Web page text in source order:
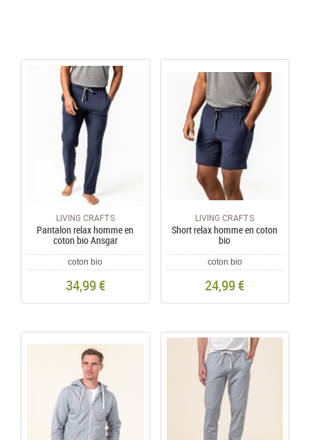
LIVING CRAFTS
Pantalon relax homme en
coton bio Ansgar
coton bio
34,99 €
LIVING CRAFTS
Short relax homme en coton
bio
coton bio
24,99 €